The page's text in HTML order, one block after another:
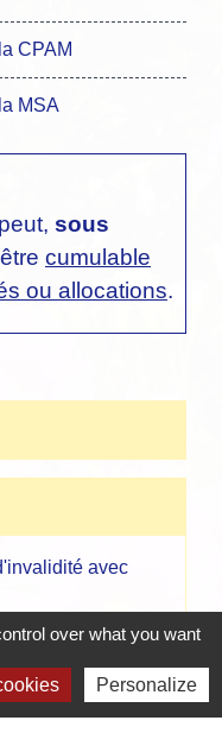
CPAM
MSA
sous
cumulable
ou allocations.
avec
si vos
si
over what you want
Personalize